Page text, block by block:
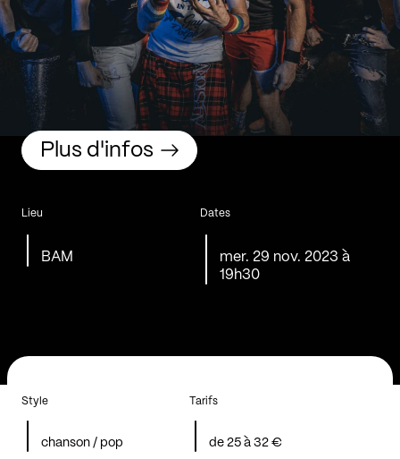
Lieu
BAM
Dates
mer. 29 nov. 2023 à
19h30
Plus d'infos
Style
chanson / pop
Tarifs
de 25 à 32 €